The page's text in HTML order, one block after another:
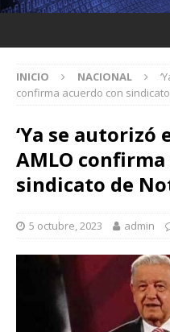
INICIO NACIONAL
confirma acuerdo con
‘Ya se autorizó
AMLO
sindicato de
5 octubre, 2023 admin